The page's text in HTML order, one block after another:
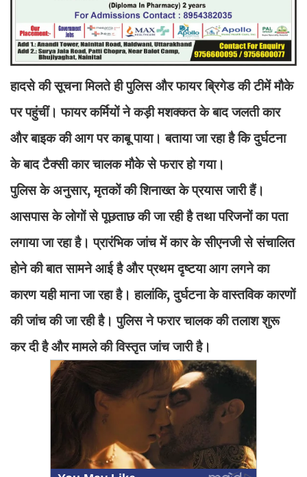
हादसे की सूचना मिलते ही पुलिस और फायर ब्रिगेड की टीमें मौके
पर पहुंचीं। फायर कर्मियों ने कड़ी मशक्कत के बाद जलती कार
और बाइक की आग पर काबू पाया। बताया जा रहा है कि दुर्घटना
के बाद टैक्सी कार चालक मौके से फरार हो गया।
पुलिस के अनुसार, मृतकों की शिनाख्त के प्रयास जारी हैं।
आसपास के लोगों से पूछताछ की जा रही है तथा परिजनों का पता
लगाया जा रहा है। प्रारंभिक जांच में कार के सीएनजी से संचालित
होने की बात सामने आई है और प्रथम दृष्टया आग लगने का
कारण यही माना जा रहा है। हालांकि, दुर्घटना के वास्तविक कारणों
की जांच की जा रही है। पुलिस ने फरार चालक की तलाश शुरू
कर दी है और मामले की विस्तृत जांच जारी है।